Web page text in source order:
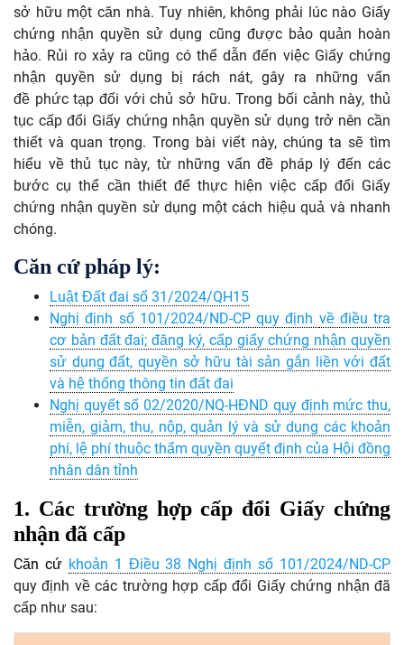
sở hữu một căn nhà. Tuy nhiên, không phải lúc nào Giấy
chứng nhận quyền sử dụng cũng được bảo quản hoàn
hảo. Rủi ro xảy ra cũng có thể dẫn đến việc Giấy chứng
nhận quyền sử dụng bị rách nát, gây ra những vấn
đề phức tạp đối với chủ sở hữu. Trong bối cảnh này, thủ
tục cấp đổi Giấy chứng nhận quyền sử dụng trở nên cần
thiết và quan trọng. Trong bài viết này, chúng ta sẽ tìm
hiểu về thủ tục này, từ những vấn đề pháp lý đến các
bước cụ thể cần thiết để thực hiện việc cấp đổi Giấy
chứng nhận quyền sử dụng một cách hiệu quả và nhanh
chóng.
Căn cứ pháp lý:
Luật Đất đai số 31/2024/QH15
Nghị định số 101/2024/ND-CP quy định về điều tra
cơ bản đất đai; đăng ký, cấp giấy chứng nhận quyền
sử dụng đất, quyền sở hữu tài sản gắn liền với đất
và hệ thống thông tin đất đai
Nghị quyết số 02/2020/NQ-HĐND quy định mức thu,
miễn, giảm, thu, nộp, quản lý và sử dụng các khoản
phí, lệ phí thuộc thẩm quyền quyết định của Hội đồng
nhân dân tỉnh
1. Các trường hợp cấp đổi Giấy chứng
nhận đã cấp
Căn cứ khoản 1 Điều 38 Nghị định số 101/2024/ND-CP
quy định về các trường hợp cấp đổi Giấy chứng nhận đã
cấp như sau: